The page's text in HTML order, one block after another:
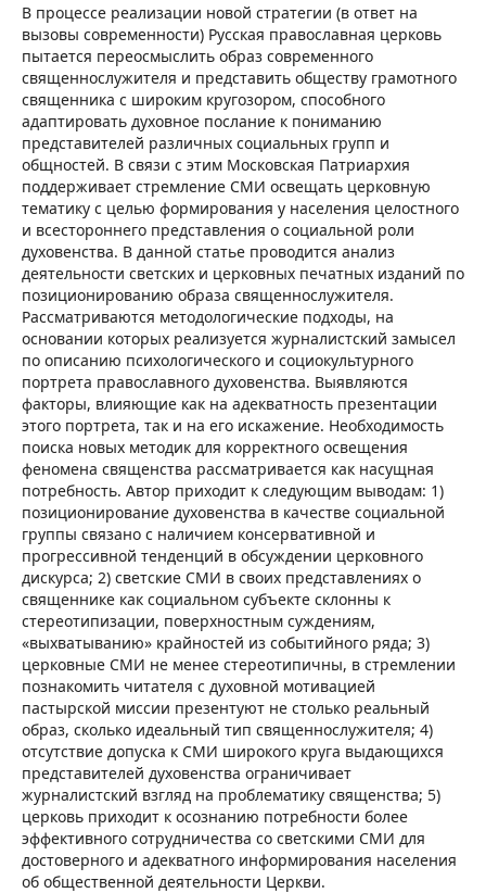
В процессе реализации новой стратегии (в ответ на
вызовы современности) Русская православная церковь
пытается переосмыслить образ современного
священнослужителя и представить обществу грамотного
священника с широким кругозором, способного
адаптировать духовное послание к пониманию
представителей различных социальных групп и
общностей. В связи с этим Московская Патриархия
поддерживает стремление СМИ освещать церковную
тематику с целью формирования у населения целостного
и всестороннего представления о социальной роли
духовенства. В данной статье проводится анализ
деятельности светских и церковных печатных изданий по
позиционированию образа священнослужителя.
Рассматриваются методологические подходы, на
основании которых реализуется журналистский замысел
по описанию психологического и социокультурного
портрета православного духовенства. Выявляются
факторы, влияющие как на адекватность презентации
этого портрета, так и на его искажение. Необходимость
поиска новых методик для корректного освещения
феномена священства рассматривается как насущная
потребность. Автор приходит к следующим выводам: 1)
позиционирование духовенства в качестве социальной
группы связано с наличием консервативной и
прогрессивной тенденций в обсуждении церковного
дискурса; 2) светские СМИ в своих представлениях о
священнике как социальном субъекте склонны к
стереотипизации, поверхностным суждениям,
«выхватыванию» крайностей из событийного ряда; 3)
церковные СМИ не менее стереотипичны, в стремлении
познакомить читателя с духовной мотивацией
пастырской миссии презентуют не столько реальный
образ, сколько идеальный тип священнослужителя; 4)
отсутствие допуска к СМИ широкого круга выдающихся
представителей духовенства ограничивает
журналистский взгляд на проблематику священства; 5)
церковь приходит к осознанию потребности более
эффективного сотрудничества со светскими СМИ для
достоверного и адекватного информирования населения
об общественной деятельности Церкви.